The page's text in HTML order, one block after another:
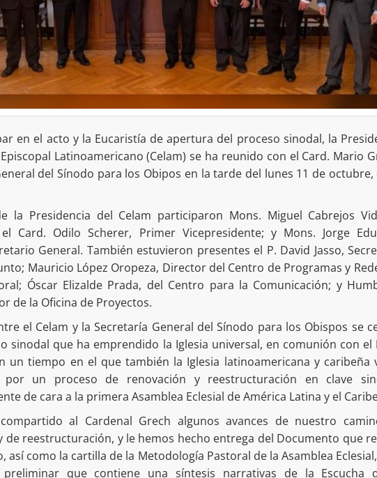
en el acto y la Eucaristía de apertura del proceso sinodal, la
Latinoamericano (Celam) se ha reunido con el Card. Mario
del Sínodo para los Obipos en la tarde del lunes 11 de octubre,
la Presidencia del Celam participaron Mons. Miguel Cabrejos
Card. Odilo Scherer, Primer Vicepresidente; y Mons. Jorge
General. También estuvieron presentes el P. David Jasso,
Mauricio López Oropeza, Director del Centro de Programas y
Óscar Elizalde Prada, del Centro para la Comunicación; y
de la Oficina de Proyectos.
el Celam y la Secretaría General del Sínodo para los Obispos se
sinodal que ha emprendido la Iglesia universal, en comunión con el
un tiempo en el que también la Iglesia latinoamericana y caribeña
por un proceso de renovación y reestructuración en clave
de cara a la primera Asamblea Eclesial de América Latina y el
al Cardenal Grech algunos avances de nuestro
de reestructuración, y le hemos hecho entrega del Documento que
así como la cartilla de la Metodología Pastoral de la Asamblea
preliminar que contiene una síntesis narrativas de la Escucha